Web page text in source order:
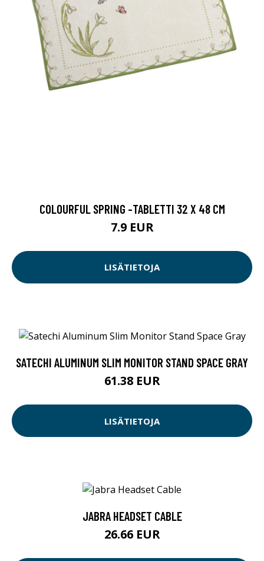
COLOURFUL SPRING -TABLETTI 32 X 48 CM
7.9 EUR
LISÄTIETOJA
SATECHI ALUMINUM SLIM MONITOR STAND SPACE GRAY
61.38 EUR
LISÄTIETOJA
JABRA HEADSET CABLE
26.66 EUR